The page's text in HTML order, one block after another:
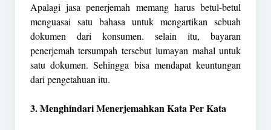
Apalagi jasa penerjemah memang harus betul-betul
menguasai satu bahasa untuk mengartikan sebuah
dokumen dari konsumen. selain itu, bayaran
penerjemah tersumpah tersebut lumayan mahal untuk
satu dokumen. Sehingga bisa mendapat keuntungan
dari pengetahuan itu.
3. Menghindari Menerjemahkan Kata Per Kata